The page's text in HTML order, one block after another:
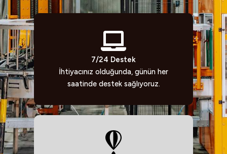
7/24 Destek
İhtiyacınız olduğunda, günün her
saatinde destek sağlıyoruz.